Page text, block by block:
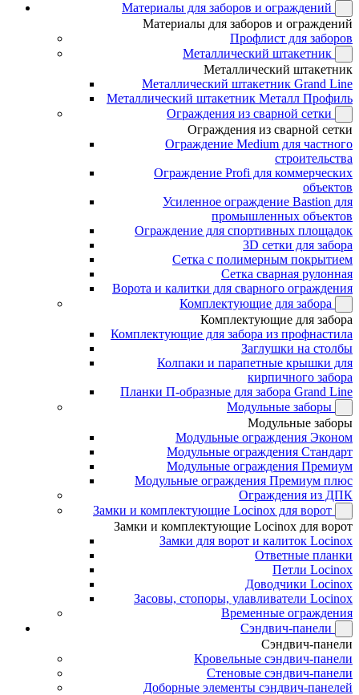
Материалы для заборов и ограждений
Материалы для заборов и ограждений
Профлист для заборов
Металлический штакетник
Металлический штакетник
Металлический штакетник Grand Line
Металлический штакетник Металл Профиль
Ограждения из сварной сетки
Ограждения из сварной сетки
Ограждение Medium для частного
строительства
Ограждение Profi для коммерческих
объектов
Усиленное ограждение Bastion для
промышленных объектов
Ограждение для спортивных площадок
3D сетки для забора
Сетка с полимерным покрытием
Сетка сварная рулонная
Ворота и калитки для сварного ограждения
Комплектующие для забора
Комплектующие для забора
Комплектующие для забора из профнастила
Заглушки на столбы
Колпаки и парапетные крышки для
кирпичного забора
Планки П-образные для забора Grand Line
Модульные заборы
Модульные заборы
Модульные ограждения Эконом
Модульные ограждения Стандарт
Модульные ограждения Премиум
Модульные ограждения Премиум плюс
Ограждения из ДПК
Замки и комплектующие Locinox для ворот
Замки и комплектующие Locinox для ворот
Замки для ворот и калиток Locinox
Ответные планки
Петли Locinox
Доводчики Locinox
Засовы, стопоры, улавливатели Locinox
Временные ограждения
Сэндвич-панели
Сэндвич-панели
Кровельные сэндвич-панели
Стеновые сэндвич-панели
Доборные элементы сэндвич-панелей